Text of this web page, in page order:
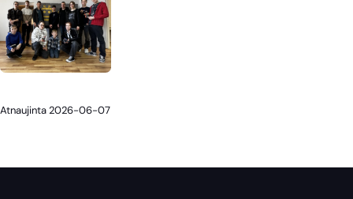
Atnaujinta 2026-06-07